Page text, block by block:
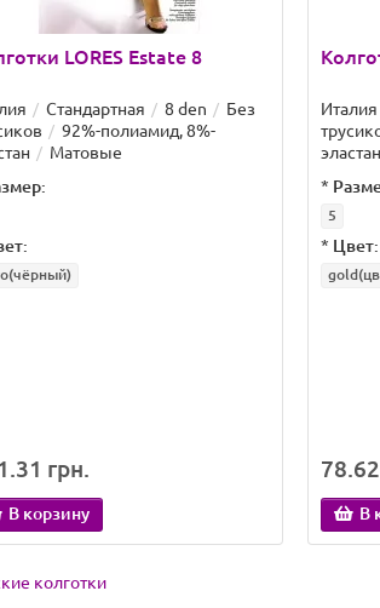
LORES Estate 8
Стандартная 8 den
Без
92%-полиамид, 8%-
Матовые
грн.
В корзину
Италия
*
5
* Цвет:
В
колготки